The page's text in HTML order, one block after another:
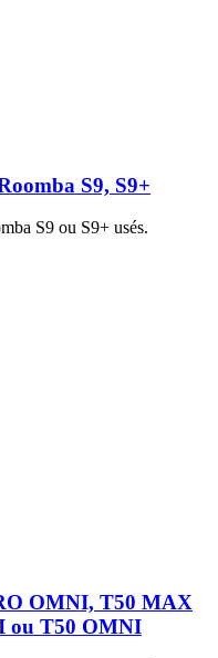
S9, S9+
S9 ou S9+ usés.
OMNI, T50 MAX
ou T50 OMNI